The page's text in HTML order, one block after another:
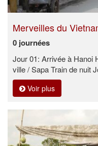
Merveilles du
0 journées
Jour 01: Arrivée à Hanoi
ville / Sapa Train de nuit
Voir plus